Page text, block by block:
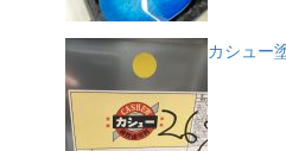
カシュー